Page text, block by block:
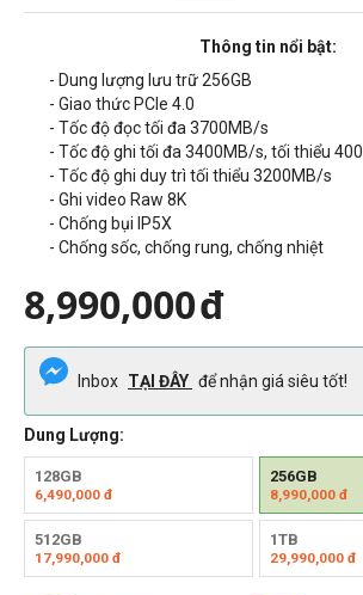
Thông tin nổi bật:
- Dung lượng lưu trữ 256GB
- Giao thức PCIe 4.0
- Tốc độ đọc tối đa 3700MB/s
- Tốc độ ghi tối đa 3400MB/s, tối thiểu
- Tốc độ ghi duy trì tối thiểu 3200MB/s
- Ghi video Raw 8K
- Chống bụi IP5X
- Chống sốc, chống rung, chống nhiệt
8,990,000đ
Inbox TẠI ĐÂY để nhận giá siêu tốt!
Dung Lượng:
128GB
6,490,000 đ
256GB
8,990,000đ
512GB
17,990,000 đ
1TB
29,990,000đ